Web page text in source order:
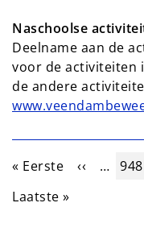
Naschoolse
Deelname aan de
voor de activiteiten
de andere
Paginering
Eerste pagina
« Eerste Vorige
‹‹ … 948
Laatste pagina
Laatste »